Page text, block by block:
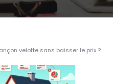
velotte sans baisser le prix ?